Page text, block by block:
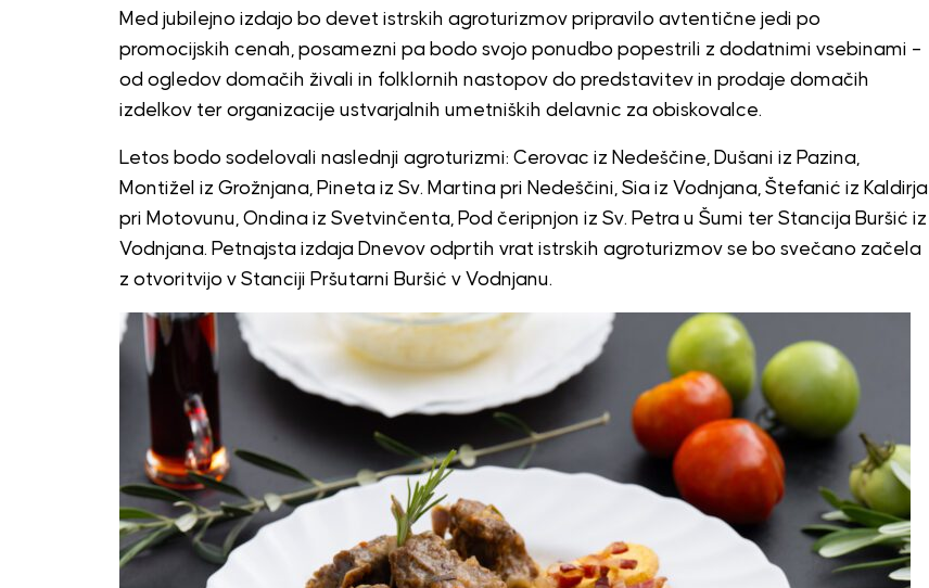
Med jubilejno izdajo bo devet istrskih agroturizmov pripravilo avtentične jedi po
promocijskih cenah, posamezni pa bodo svojo ponudbo popestrili z dodatnimi vsebinami –
od ogledov domačih živali in folklornih nastopov do predstavitev in prodaje domačih
izdelkov ter organizacije ustvarjalnih umetniških delavnic za obiskovalce.
Letos bodo sodelovali naslednji agroturizmi: Cerovac iz Nedeščine, Dušani iz Pazina,
Montižel iz Grožnjana, Pineta iz Sv. Martina pri Nedeščini, Sia iz Vodnjana, Štefanić iz Kaldirja
pri Motovunu, Ondina iz Svetvinčenta, Pod čeripnjon iz Sv. Petra u Šumi ter Stancija Buršić iz
Vodnjana. Petnajsta izdaja Dnevov odprtih vrat istrskih agroturizmov se bo svečano začela
z otvoritvijo v Stanciji Pršutarni Buršić v Vodnjanu.